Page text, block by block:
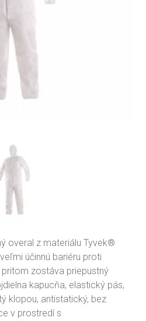
overal z materiálu Tyvek®
účinnú bariéru proti
zostáva priepustný
kapucňa, elastický pás,
klopou, antistatický, bez
v prostredí s